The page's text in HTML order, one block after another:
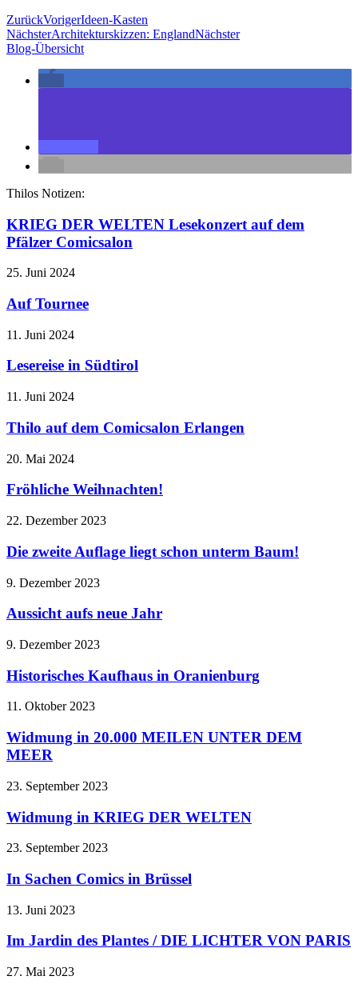
ZurückVorigerIdeen-Kasten
NächsterArchitekturskizzen: EnglandNächster
Blog-Übersicht
Thilos Notizen:
KRIEG DER WELTEN Lesekonzert auf dem
Pfälzer Comicsalon
25. Juni 2024
Auf Tournee
11. Juni 2024
Lesereise in Südtirol
11. Juni 2024
Thilo auf dem Comicsalon Erlangen
20. Mai 2024
Fröhliche Weihnachten!
22. Dezember 2023
Die zweite Auflage liegt schon unterm Baum!
9. Dezember 2023
Aussicht aufs neue Jahr
9. Dezember 2023
Historisches Kaufhaus in Oranienburg
11. Oktober 2023
Widmung in 20.000 MEILEN UNTER DEM
MEER
23. September 2023
Widmung in KRIEG DER WELTEN
23. September 2023
In Sachen Comics in Brüssel
13. Juni 2023
Im Jardin des Plantes / DIE LICHTER VON PARIS
27. Mai 2023